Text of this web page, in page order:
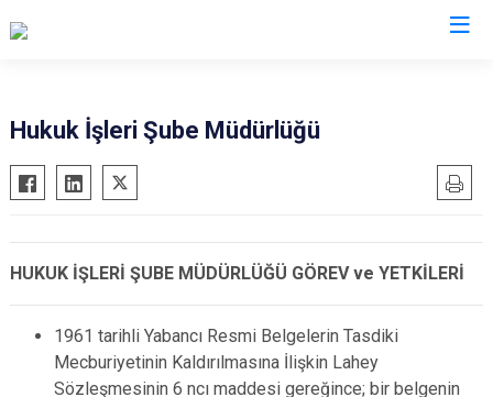
Hukuk İşleri Şube Müdürlüğü
HUKUK İŞLERİ ŞUBE MÜDÜRLÜĞÜ GÖREV ve YETKİLERİ
1961 tarihli Yabancı Resmi Belgelerin Tasdiki
Mecburiyetinin Kaldırılmasına İlişkin Lahey
Sözleşmesinin 6 ncı maddesi gereğince; bir belgenin